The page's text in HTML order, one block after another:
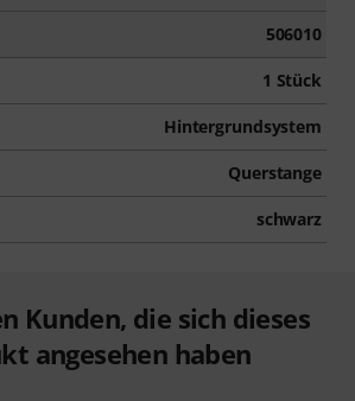
506010
1 Stück
Hintergrundsystem
Querstange
schwarz
Kunden, die sich dieses
angesehen haben